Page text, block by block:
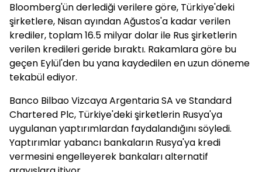
Bloomberg'ün derlediği verilere göre, Türkiye'deki
şirketlere, Nisan ayından Ağustos'a kadar verilen
krediler, toplam 16.5 milyar dolar ile Rus şirketlerin
verilen kredileri geride bıraktı. Rakamlara göre bu
geçen Eylül'den bu yana kaydedilen en uzun döneme
tekabül ediyor.
Banco Bilbao Vizcaya Argentaria SA ve Standard
Chartered Plc, Türkiye'deki şirketlerin Rusya'ya
uygulanan yaptırımlardan faydalandığını söyledi.
Yaptırımlar yabancı bankaların Rusya'ya kredi
vermesini engelleyerek bankaları alternatif